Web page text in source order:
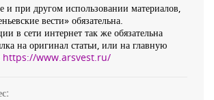
и при другом использовании материалов,
вести» обязательна.
в сети интернет так же обязательна
на оригинал статьи, или на главную
https://www.arsvest.ru/